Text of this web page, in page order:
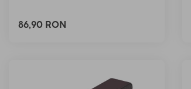
86,90 RON